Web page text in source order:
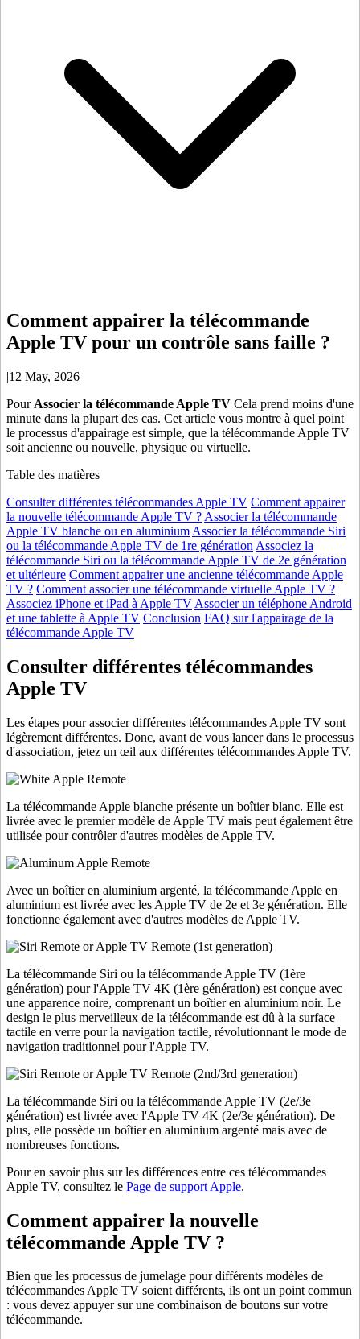
Comment appairer la télécommande
Apple TV pour un contrôle sans faille ?
|12 May, 2026
Pour Associer la télécommande Apple TV Cela prend moins d'une
minute dans la plupart des cas. Cet article vous montre à quel point
le processus d'appairage est simple, que la télécommande Apple TV
soit ancienne ou nouvelle, physique ou virtuelle.
Table des matières
Consulter différentes télécommandes Apple TV Comment appairer
la nouvelle télécommande Apple TV ? Associer la télécommande
Apple TV blanche ou en aluminium Associer la télécommande Siri
ou la télécommande Apple TV de 1re génération Associez la
télécommande Siri ou la télécommande Apple TV de 2e génération
et ultérieure Comment appairer une ancienne télécommande Apple
TV ? Comment associer une télécommande virtuelle Apple TV ?
Associez iPhone et iPad à Apple TV Associer un téléphone Android
et une tablette à Apple TV Conclusion FAQ sur l'appairage de la
télécommande Apple TV
Consulter différentes télécommandes
Apple TV
Les étapes pour associer différentes télécommandes Apple TV sont
légèrement différentes. Donc, avant de vous lancer dans le processus
d'association, jetez un œil aux différentes télécommandes Apple TV.
La télécommande Apple blanche présente un boîtier blanc. Elle est
livrée avec le premier modèle de Apple TV mais peut également être
utilisée pour contrôler d'autres modèles de Apple TV.
Avec un boîtier en aluminium argenté, la télécommande Apple en
aluminium est livrée avec les Apple TV de 2e et 3e génération. Elle
fonctionne également avec d'autres modèles de Apple TV.
La télécommande Siri ou la télécommande Apple TV (1ère
génération) pour l'Apple TV 4K (1ère génération) est conçue avec
une apparence noire, comprenant un boîtier en aluminium noir. Le
design le plus merveilleux de la télécommande est dû à la surface
tactile en verre pour la navigation tactile, révolutionnant le mode de
navigation traditionnel pour l'Apple TV.
La télécommande Siri ou la télécommande Apple TV (2e/3e
génération) est livrée avec l'Apple TV 4K (2e/3e génération). De
plus, elle possède un boîtier en aluminium argenté mais avec de
nombreuses fonctions.
Pour en savoir plus sur les différences entre ces télécommandes
Apple TV, consultez le Page de support Apple.
Comment appairer la nouvelle
télécommande Apple TV ?
Bien que les processus de jumelage pour différents modèles de
télécommandes Apple TV soient différents, ils ont un point commun
: vous devez appuyer sur une combinaison de boutons sur votre
télécommande.